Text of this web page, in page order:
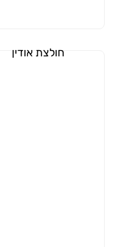
חולצת אודין